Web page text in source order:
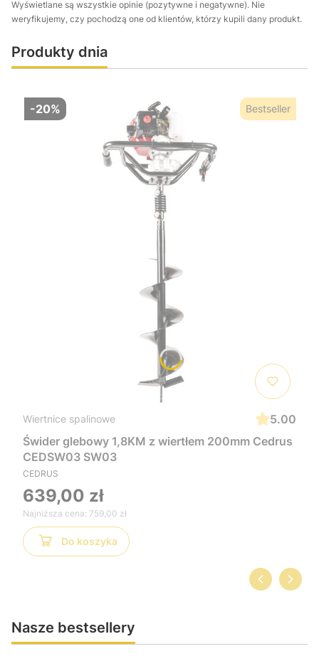
Wyświetlane są wszystkie opinie (pozytywne i negatywne). Nie
weryfikujemy, czy pochodzą one od klientów, którzy kupili dany produkt.
Produkty dnia
-20% Bestseller
Wiertnice spalinowe
5.00
Świder glebowy 1,8KM z wiertłem 200mm Cedrus
CEDSW03 SW03
CEDRUS
639,00 zł
Najniższa cena: 759,00 zł
Do koszyka
Nasze bestsellery